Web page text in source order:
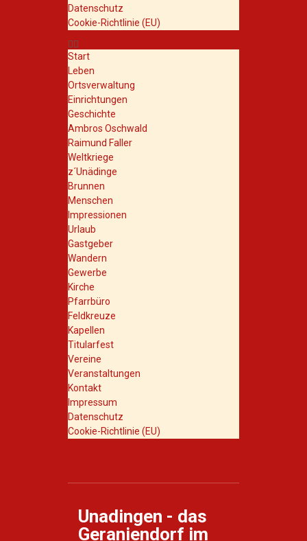
Datenschutz
Cookie-Richtlinie (EU)
Start
Leben
Ortsverwaltung
Einrichtungen
Geschichte
Ambros Oschwald
Raimund Faller
Weltkriege
z´Unädinge
Brunnen
Menschen
Impressionen
Urlaub
Gastgeber
Wandern
Gewerbe
Kirche
Pfarrbüro
Feldkreuze
Kapellen
Titularfest
Vereine
Veranstaltungen
Kontakt
Impressum
Datenschutz
Cookie-Richtlinie (EU)
Unadingen - das
Geraniendorf im